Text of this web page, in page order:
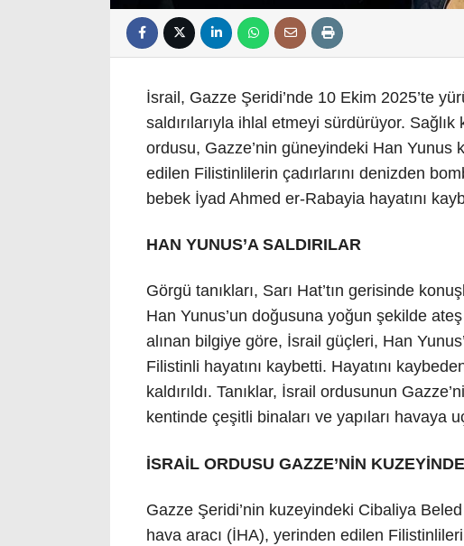
İsrail, Gazze Şeridi’nde 10 Ekim 2025’te
saldırılarıyla ihlal etmeyi sürdürüyor.
ordusu, Gazze’nin güneyindeki Han Yunus
edilen Filistinlilerin çadırlarını denizden
bebek İyad Ahmed er-Rabayia hayatını
HAN YUNUS’A SALDIRILAR
Görgü tanıkları, Sarı Hat’tın gerisinde
Han Yunus’un doğusuna yoğun şekilde
alınan bilgiye göre, İsrail güçleri, Han
Filistinli hayatını kaybetti. Hayatını
kaldırıldı. Tanıklar, İsrail ordusunun
kentinde çeşitli binaları ve yapıları havaya
İSRAİL ORDUSU GAZZE’NİN
Gazze Şeridi’nin kuzeyindeki Cibaliya
hava aracı (İHA), yerinden edilen